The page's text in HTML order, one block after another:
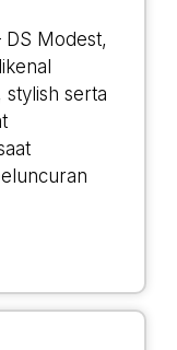
Modest,
stylish serta